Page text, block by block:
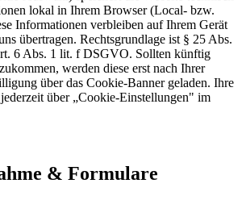
lokal in Ihrem Browser (Local- bzw.
Informationen verbleiben auf Ihrem Gerät
übertragen. Rechtsgrundlage ist § 25 Abs.
6 Abs. 1 lit. f DSGVO. Sollten künftig
werden diese erst nach Ihrer
über das Cookie-Banner geladen. Ihre
über „Cookie-Einstellungen" im
& Formulare